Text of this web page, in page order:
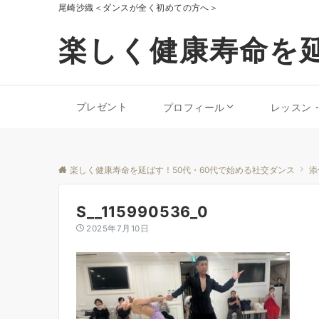
尾崎沙織＜ダンスが全く初めての方へ＞
楽しく健康寿命を
プレゼント プロフィール レッスン
楽しく健康寿命を延ばす！50代・60代で始める社交ダンス
S__115990536_0
2025年7月10日